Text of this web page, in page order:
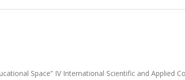
Space” IV International Scientific and Applied